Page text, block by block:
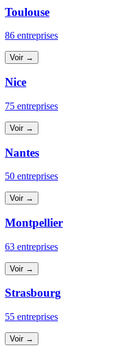
Toulouse
86 entreprises
Voir →
Nice
75 entreprises
Voir →
Nantes
50 entreprises
Voir →
Montpellier
63 entreprises
Voir →
Strasbourg
55 entreprises
Voir →